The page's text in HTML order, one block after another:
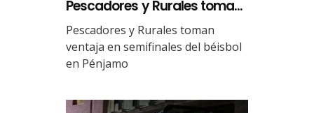
Pescadores y Rurales toma...
Pescadores y Rurales toman
ventaja en semifinales del béisbol
en Pénjamo